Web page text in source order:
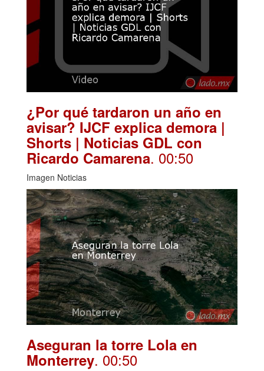
¿Por qué tardaron un año en
avisar? IJCF explica demora |
Shorts | Noticias GDL con
Ricardo Camarena. 00:50
Imagen Noticias
Aseguran la torre Lola en
Monterrey. 00:50